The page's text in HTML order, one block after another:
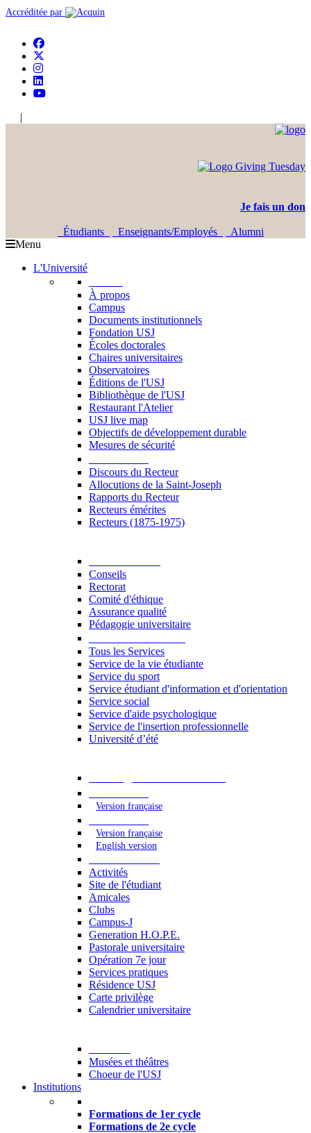
Accréditée par
|
Je fais un don
Étudiants Enseignants/Employés
Alumni
Menu
L'Université
À propos
Campus
Documents institutionnels
Fondation USJ
Écoles doctorales
Chaires universitaires
Observatoires
Éditions de l'USJ
Bibliothèque de l'USJ
Restaurant l'Atelier
USJ live map
Objectifs de développement durable
Mesures de sécurité
Discours du Recteur
Allocutions de la Saint-Joseph
Rapports du Recteur
Recteurs émérites
Recteurs (1875-1975)
Conseils
Rectorat
Comité d'éthique
Assurance qualité
Pédagogie universitaire
Tous les Services
Service de la vie étudiante
Service du sport
Service étudiant d'information et d'orientation
Service social
Service d'aide psychologique
Service de l'insertion professionnelle
Université d’été
Version française
Version française
English version
Activités
Site de l'étudiant
Amicales
Clubs
Campus-J
Generation H.O.P.E.
Pastorale universitaire
Opération 7e jour
Services pratiques
Résidence USJ
Carte privilège
Calendrier universitaire
Musées et théâtres
Choeur de l'USJ
Institutions
Formations de 1er cycle
Formations de 2e cycle